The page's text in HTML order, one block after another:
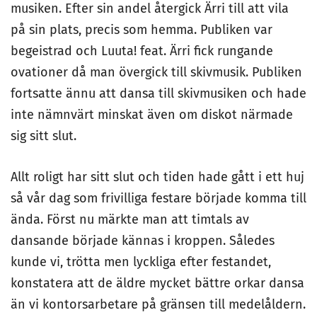
musiken. Efter sin andel återgick Ärri till att vila
på sin plats, precis som hemma. Publiken var
begeistrad och Luuta! feat. Ärri fick rungande
ovationer då man övergick till skivmusik. Publiken
fortsatte ännu att dansa till skivmusiken och hade
inte nämnvärt minskat även om diskot närmade
sig sitt slut.
Allt roligt har sitt slut och tiden hade gått i ett huj
så vår dag som frivilliga festare började komma till
ända. Först nu märkte man att timtals av
dansande började kännas i kroppen. Således
kunde vi, trötta men lyckliga efter festandet,
konstatera att de äldre mycket bättre orkar dansa
än vi kontorsarbetare på gränsen till medelåldern.